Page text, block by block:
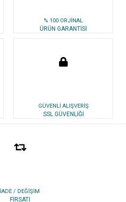
% 100 ORJİNAL
ÜRÜN GARANTİSİ
GÜVENLİ ALIŞVERİŞ
SSL GÜVENLİĞİ
İADE / DEĞİŞİM
FIRSATI